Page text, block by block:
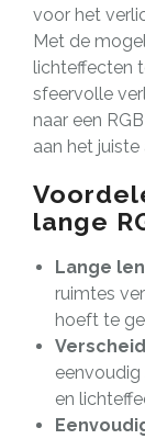
voor het
Met de
lichteffecten
sfeervolle
naar een
aan het juiste
lange
Lange
ruimtes
hoeft te
eenvoudig
en